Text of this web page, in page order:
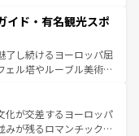
ない旅をしてみよう！
フラメンコ、熱気あふ
生活の一部となってい
雰囲気や、バルセロナの
は古代ローマ遺跡や中世
なるスペインはその個
人を魅了する。 なお、新着のスペイン情報は コ
イド・有名観光スポ
了し続けるヨーロッパ屈
ェル塔やルーブル美術館
麗な宮殿、歴史的な大
な自然が、訪れる者を心
美食の国としても知ら
化が交差するヨーロッパ
みが残るロマンチック街